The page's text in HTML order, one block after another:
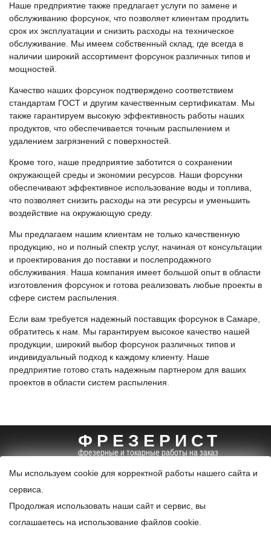
Наше предприятие также предлагает услуги по замене и
обслуживанию форсунок, что позволяет клиентам продлить
срок их эксплуатации и снизить расходы на техническое
обслуживание. Мы имеем собственный склад, где всегда в
наличии широкий ассортимент форсунок различных типов и
мощностей.
Качество наших форсунок подтверждено соответствием
стандартам ГОСТ и другим качественным сертификатам. Мы
также гарантируем высокую эффективность работы наших
продуктов, что обеспечивается точным распылением и
удалением загрязнений с поверхностей.
Кроме того, наше предприятие заботится о сохранении
окружающей среды и экономии ресурсов. Наши форсунки
обеспечивают эффективное использование воды и топлива,
что позволяет снизить расходы на эти ресурсы и уменьшить
воздействие на окружающую среду.
Мы предлагаем нашим клиентам не только качественную
продукцию, но и полный спектр услуг, начиная от консультации
и проектирования до поставки и послепродажного
обслуживания. Наша компания имеет большой опыт в области
изготовления форсунок и готова реализовать любые проекты в
сфере систем распыления.
Если вам требуется надежный поставщик форсунок в Самаре,
обратитесь к нам. Мы гарантируем высокое качество нашей
продукции, широкий выбор форсунок различных типов и
индивидуальный подход к каждому клиенту. Наше
предприятие готово стать надежным партнером для ваших
проектов в области систем распыления.
ФРЕЗЕРИСТ
фрезерные и токарные работы на заказ
Политика конфиденциальности и обработки персональных
данных
Мы используем cookie для корректной работы нашего сайта и
сервиса.
Продолжая использовать наши сайт и сервис, вы
соглашаетесь на использование файлов cookie.